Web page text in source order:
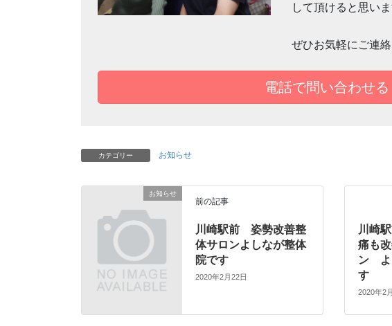
して頂けると思いま
ぜひお気軽にご連絡
電話で問い合わせ
カテゴリー お知らせ
お知らせ
前の記事
川崎駅前 姿勢改善整
体サロンよしなが整体
院です
2020年2月22日
川崎
痛も
ン よ
す
2020年2